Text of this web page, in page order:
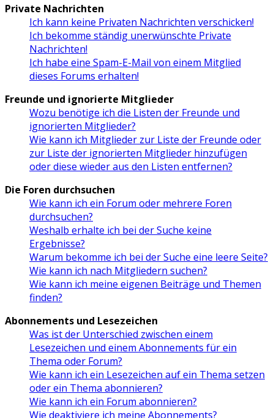
Private Nachrichten
Ich kann keine Privaten Nachrichten verschicken!
Ich bekomme ständig unerwünschte Private
Nachrichten!
Ich habe eine Spam-E-Mail von einem Mitglied
dieses Forums erhalten!
Freunde und ignorierte Mitglieder
Wozu benötige ich die Listen der Freunde und
ignorierten Mitglieder?
Wie kann ich Mitglieder zur Liste der Freunde oder
zur Liste der ignorierten Mitglieder hinzufügen
oder diese wieder aus den Listen entfernen?
Die Foren durchsuchen
Wie kann ich ein Forum oder mehrere Foren
durchsuchen?
Weshalb erhalte ich bei der Suche keine
Ergebnisse?
Warum bekomme ich bei der Suche eine leere Seite?
Wie kann ich nach Mitgliedern suchen?
Wie kann ich meine eigenen Beiträge und Themen
finden?
Abonnements und Lesezeichen
Was ist der Unterschied zwischen einem
Lesezeichen und einem Abonnements für ein
Thema oder Forum?
Wie kann ich ein Lesezeichen auf ein Thema setzen
oder ein Thema abonnieren?
Wie kann ich ein Forum abonnieren?
Wie deaktiviere ich meine Abonnements?